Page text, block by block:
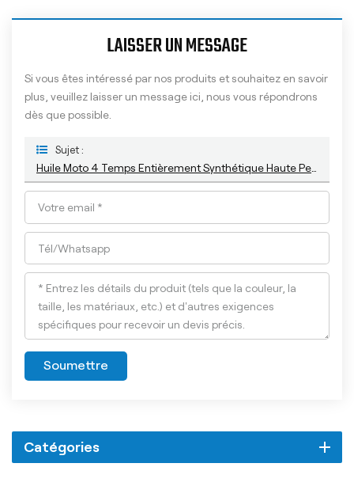
LAISSER UN MESSAGE
Si vous êtes intéressé par nos produits et souhaitez en savoir
plus, veuillez laisser un message ici, nous vous répondrons
dès que possible.
Sujet :
Soumettre
Catégories